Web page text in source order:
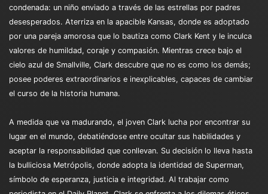
condenada: un niño enviado a través de las estrellas por padres
desesperados. Aterriza en la apacible Kansas, donde es adoptado
por una pareja amorosa que lo bautiza como Clark Kent y le inculca
valores de humildad, coraje y compasión. Mientras crece bajo el
cielo azul de Smallville, Clark descubre que no es como los demás;
posee poderes extraordinarios e inexplicables, capaces de cambiar
el curso de la historia humana.
A medida que va madurando, el joven Clark lucha por encontrar su
lugar en el mundo, debatiéndose entre ocultar sus habilidades y
aceptar la responsabilidad que conllevan. Su decisión lo lleva hasta
la bulliciosa Metrópolis, donde adopta la identidad de Superman,
símbolo de esperanza, justicia e integridad. Al trabajar como